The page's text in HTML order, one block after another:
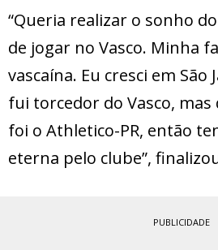
“Queria realizar o sonho
de jogar no Vasco. Minha
vascaína. Eu cresci em São
fui torcedor do Vasco,
foi o Athletico-PR, então
eterna pelo clube”,
PUBLICIDADE